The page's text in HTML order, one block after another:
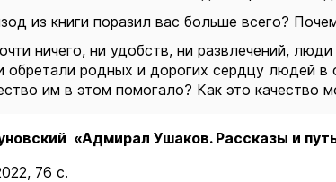
из книги поразил вас больше всего?
ничего, ни удобств, ни развлечений,
обретали родных и дорогих сердцу людей в
им в этом помогало? Как это качество
«Адмирал Ушаков. Рассказы и
76 с.